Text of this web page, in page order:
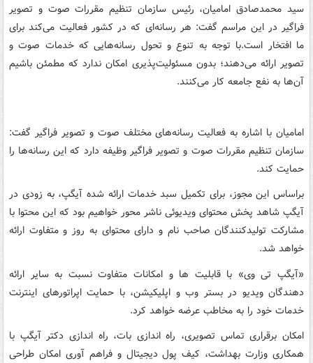
سید محمدصادق امامیان، رئیس سازمان تنظیم مقررات صوت و تصویر
فراگیر در این مراسم گفت: هر رسانه‌ای که در کشور فعالیت می‌کند برای
ما افتخار است.با توجه به تنوع و تحول رسانه‌هایی که خدمات صوت و
تصویر ارائه می‌دهند؛ بدون مسئولیت‌پذیری امکان ندارد که مطمئن باشیم
آن‌ها به نفع جامعه کار می‌کنند.
امامیان با اشاره به فعالیت رسانه‌های مختلف صوت و تصویر فراگیر گفت:
سازمان تنظیم مقررات صوت و تصویر فراگیر وظیفه دارد که این رسانه‌ها را
حمایت کند.
براساس این مجوز، برای تکمیل سبد خدمات ارائه شده آیگپ، به زودی در
آیگپ شاهد پخش محتوای ویدیوئی ناشر محور خواهیم بود که این محتوا با
مشارکت تولیدکنندگان صاحب نام و دارای محتوای به روز و متفاوت ارائه
خواهد شد.
«آیگپ تی وی» با قابلیت ها و امکانات متفاوت نسبت به سایر ارائه
دهندگان ویدیو در بستر وب و اپلیکیشن، با حمایت اپراتورهای اینترنت
خدمات خود را به مخاطب عرضه خواهد کرد.
امکان برقراری تماس تصویری، راه اندازی بات، راه اندازی دکتر آیگپ با
همکاری وزارت بهداشت، کیف پول دیجیتال و فراهم آوری امکان طراحی